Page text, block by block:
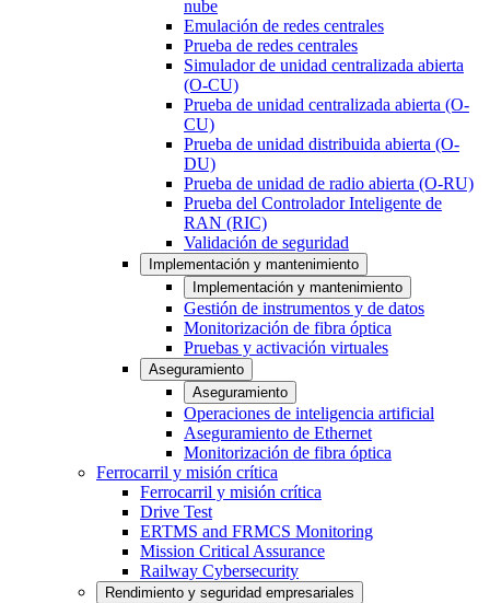
nube
Emulación de redes centrales
Prueba de redes centrales
Simulador de unidad centralizada abierta
(O-CU)
Prueba de unidad centralizada abierta (O-
CU)
Prueba de unidad distribuida abierta (O-
DU)
Prueba de unidad de radio abierta (O-RU)
Prueba del Controlador Inteligente de
RAN (RIC)
Validación de seguridad
Implementación y mantenimiento
Implementación y mantenimiento
Gestión de instrumentos y de datos
Monitorización de fibra óptica
Pruebas y activación virtuales
Aseguramiento
Aseguramiento
Operaciones de inteligencia artificial
Aseguramiento de Ethernet
Monitorización de fibra óptica
Ferrocarril y misión crítica
Ferrocarril y misión crítica
Drive Test
ERTMS and FRMCS Monitoring
Mission Critical Assurance
Railway Cybersecurity
Rendimiento y seguridad empresariales